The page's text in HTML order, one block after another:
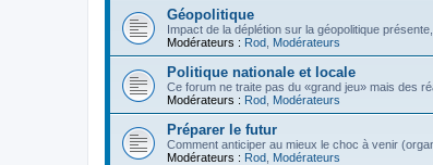
Géopolitique
Impact de la déplétion sur la géopolitique
Modérateurs : Rod Modérateurs
Politique nationale et locale
Ce forum ne traite pas du «grand jeu» mais des
Modérateurs : Rod Modérateurs
Préparer le futur
Comment anticiper au mieux le choc à venir
Modérateurs : Rod Modérateurs